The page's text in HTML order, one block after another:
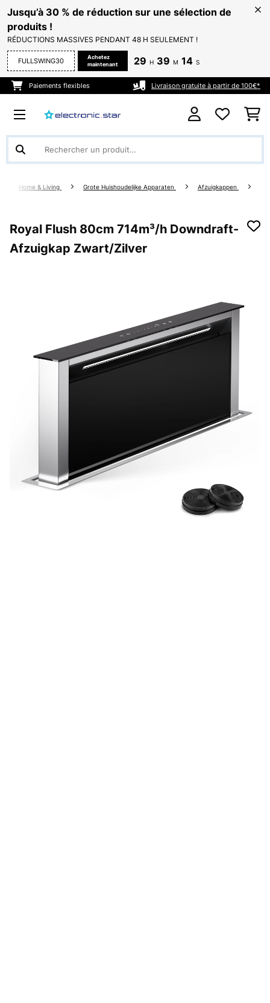
Jusqu’à 30 % de réduction sur une sélection de
produits !
RÉDUCTIONS MASSIVES PENDANT 48 H SEULEMENT !
FULLSWING30
Achetez
maintenant
29 H 39 M 14 S
Paiements flexibles Livraison gratuite à partir de 100€*
Home & Living Grote Huishoudelijke Apparaten Afzuigkappen
Royal Flush 80cm 714m³/h Downdraft-
Afzuigkap Zwart/Zilver